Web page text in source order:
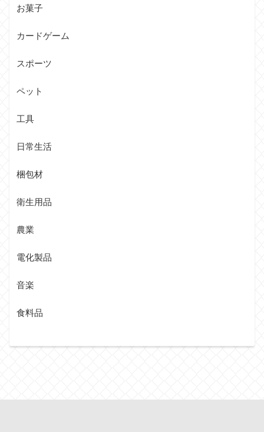
お菓子
カードゲーム
スポーツ
ペット
工具
日常生活
梱包材
衛生用品
農業
電化製品
音楽
食料品